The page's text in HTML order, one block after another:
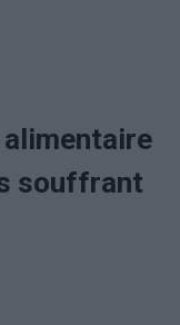
alimentaire
souffrant